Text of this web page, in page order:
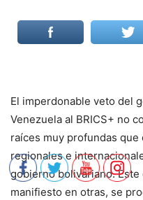
El imperdonable veto del
Venezuela al BRICS+ no
raíces muy profundas
regionales e
gobierno bolivariano.
manifiesto en otras, se